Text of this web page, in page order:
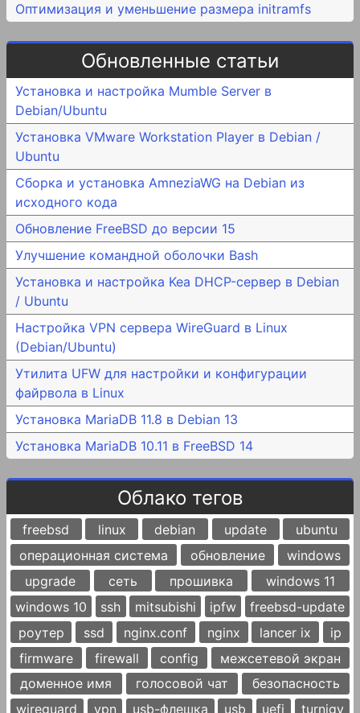
Оптимизация и уменьшение размера initramfs
Обновленные статьи
Установка и настройка Mumble Server в
Debian/Ubuntu
Установка VMware Workstation Player в Debian /
Ubuntu
Сборка и установка AmneziaWG на Debian из
исходного кода
Обновление FreeBSD до версии 15
Улучшение командной оболочки Bash
Установка и настройка Kea DHCP-сервер в Debian
/ Ubuntu
Настройка VPN сервера WireGuard в Linux
(Debian/Ubuntu)
Утилита UFW для настройки и конфигурации
файрвола в Linux
Установка MariaDB 11.8 в Debian 13
Установка MariaDB 10.11 в FreeBSD 14
Облако тегов
freebsd linux debian update
ubuntu
операционная система
обновление
windows
upgrade
сеть прошивка
windows 11
windows 10
ssh mitsubishi ipfw
freebsd-update
роутер
ssd nginx.conf nginx lancer ix
ip
firmware
firewall config
межсетевой экран
доменное имя
голосовой чат
безопасность
wireguard
vpn usb-флешка usb uefi turnigy